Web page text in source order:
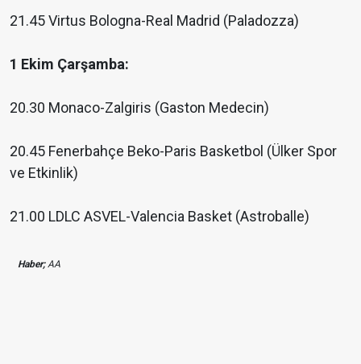
21.45 Virtus Bologna-Real Madrid (Paladozza)
1 Ekim Çarşamba:
20.30 Monaco-Zalgiris (Gaston Medecin)
20.45 Fenerbahçe Beko-Paris Basketbol (Ülker Spor
ve Etkinlik)
21.00 LDLC ASVEL-Valencia Basket (Astroballe)
Haber;AA